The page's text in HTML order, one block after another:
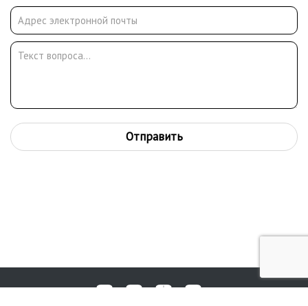
Киеве. Работы находятся во многих региональных музеях, а
также в частных коллекциях в России и за рубежом.
Отправить